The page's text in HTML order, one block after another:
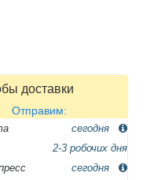
доставки
Отправим:
сегодня
2-3 робочих дня
сегодня